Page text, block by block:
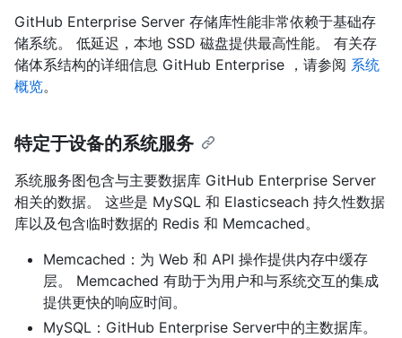
GitHub Enterprise Server 存储库性能非常依赖于基础存
储系统。 低延迟，本地 SSD 磁盘提供最高性能。 有关存
储体系结构的详细信息 GitHub Enterprise ，请参阅 系统
概览。
特定于设备的系统服务
系统服务图包含与主要数据库 GitHub Enterprise Server
相关的数据。 这些是 MySQL 和 Elasticseach 持久性数据
库以及包含临时数据的 Redis 和 Memcached。
Memcached：为 Web 和 API 操作提供内存中缓存
层。 Memcached 有助于为用户和与系统交互的集成
提供更快的响应时间。
MySQL：GitHub Enterprise Server中的主数据库。